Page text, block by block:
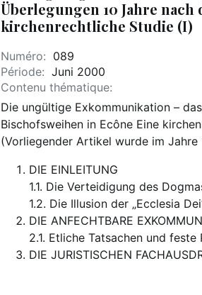
Überlegungen 10 Jahre
kirchenrechtliche Studie (I)
Numéro: 089
Période: Juni 2000
Contenu thématique:
Die ungültige Exkommunikation –
Bischofsweihen in Ecône Eine
(Vorliegender Artikel wurde im
DIE EINLEITUNG
1.1. Die Verteidigung des
1.2. Die Illusion der „Ecclesia
DIE ANFECHTBARE
2.1. Etliche Tatsachen und
DIE JURISTISCHEN